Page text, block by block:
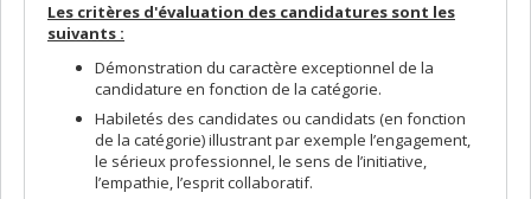
Les critères d'évaluation des candidatures sont les
suivants :
Démonstration du caractère exceptionnel de la
candidature en fonction de la catégorie.
Habiletés des candidates ou candidats (en fonction
de la catégorie) illustrant par exemple l’engagement,
le sérieux professionnel, le sens de l’initiative,
l’empathie, l’esprit collaboratif.